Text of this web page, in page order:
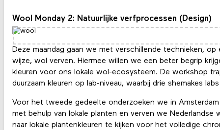
Wool Monday 2: Natuurlijke verfprocessen (Design)
Deze maandag gaan we met verschillende technieken, op
wijze, wol verven. Hiermee willen we een beter begrip
kleuren voor ons lokale wol-ecosysteem. De workshop
duurzaam kleuren op lab-niveau, waarbij drie shemakes
Voor het tweede gedeelte onderzoeken we in
met behulp van lokale planten en verven we Nederlandse
naar lokale plantenkleuren te kijken voor het volledige